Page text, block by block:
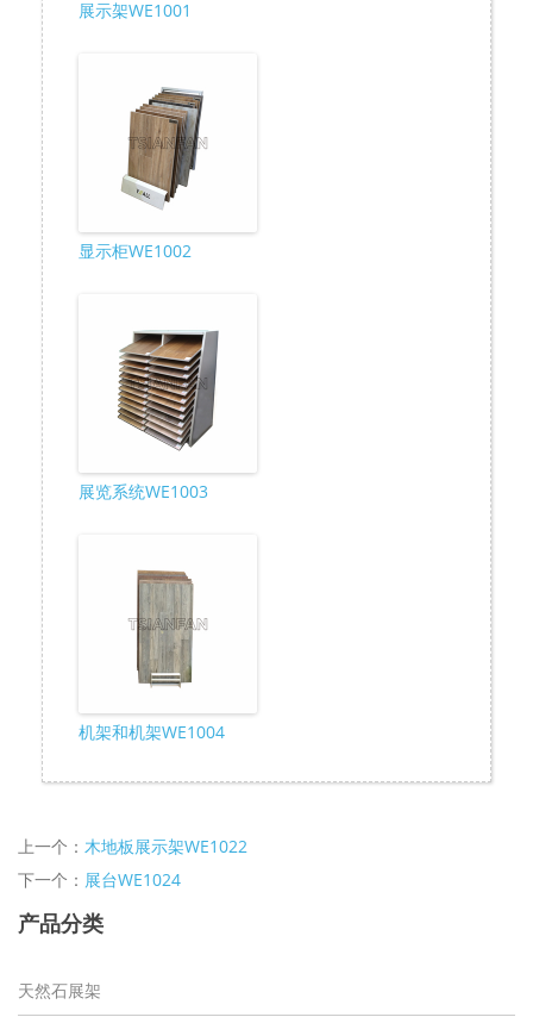
展示架WE1001
显示柜WE1002
展览系统WE1003
机架和机架WE1004
上一个： 木地板展示架WE1022
下一个： 展台WE1024
产品分类
天然石展架